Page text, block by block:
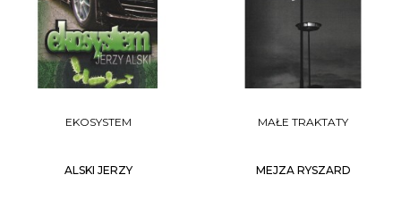
EKOSYSTEM
ALSKI JERZY
MAŁE TRAKTATY
MEJZA RYSZARD